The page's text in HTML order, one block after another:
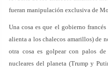
fueran manipulación exclusiva de
Una cosa es que el gobierno
alienta a los chalecos amarillos) de
otra cosa es golpear con palos
nucleares del planeta (Trump y